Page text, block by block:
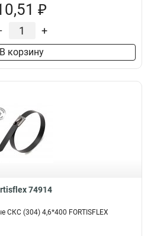
₽
+
В корзину
74914
СКС (304) 4,6*400 FORTISFLEX